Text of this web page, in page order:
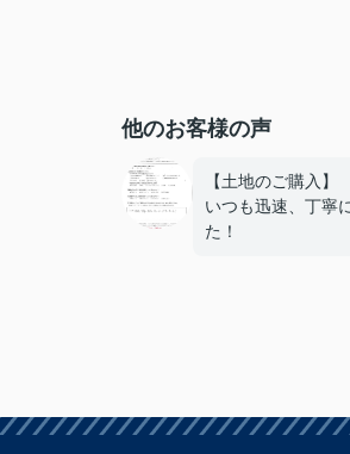
他のお客様の声
【土地のご購入】
いつも迅速、丁寧
た！